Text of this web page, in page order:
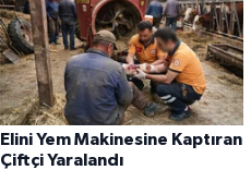
Elini Yem Makinesine Kaptıran
Çiftçi Yaralandı